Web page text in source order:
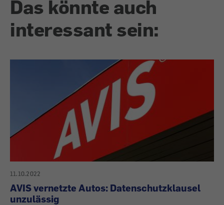
Das könnte auch
interessant sein:
11.10.2022
AVIS vernetzte Autos: Datenschutzklausel
unzulässig